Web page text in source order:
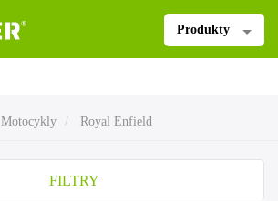
Produkty
Motocykly Royal Enfield
FILTRY